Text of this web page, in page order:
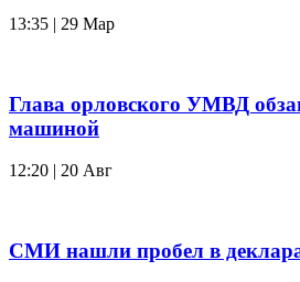
13:35 | 29 Мар
Глава орловского УМВД
машиной
12:20 | 20 Авг
СМИ нашли пробел в